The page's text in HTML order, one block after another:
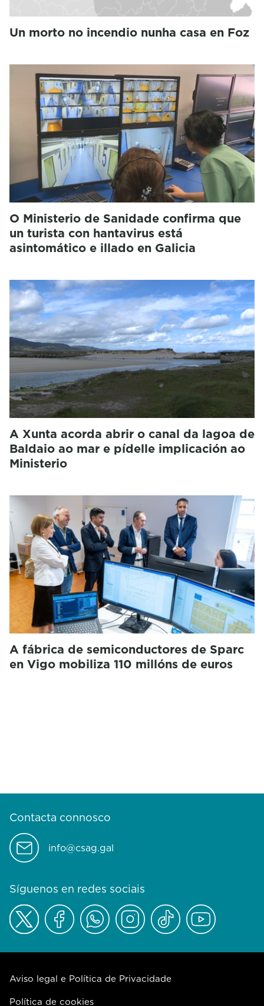
Un morto no incendio nunha casa en Foz
O Ministerio de Sanidade confirma que
un turista con hantavirus está
asintomático e illado en Galicia
A Xunta acorda abrir o canal da lagoa de
Baldaio ao mar e pídelle implicación ao
Ministerio
A fábrica de semiconductores de Sparc
en Vigo mobiliza 110 millóns de euros
Contacta connosco
info@csag.gal
Síguenos en redes sociais
Aviso legal e Política de Privacidade
Política de cookies